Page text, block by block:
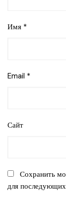
Имя *
Email *
Сайт
Сохранить
для